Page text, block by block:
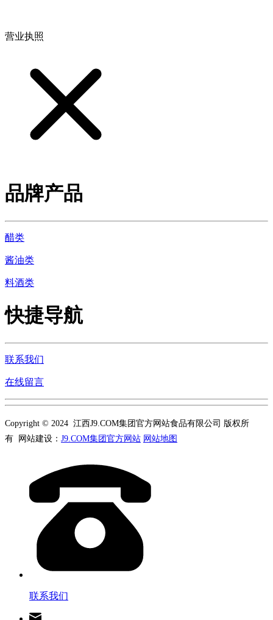
营业执照
品牌产品
醋类
酱油类
料酒类
快捷导航
联系我们
在线留言
Copyright © 2024 江西J9.COM集团官方网站食品有限公司 版权所
有 网站建设： J9.COM集团官方网站 网站地图
联系我们